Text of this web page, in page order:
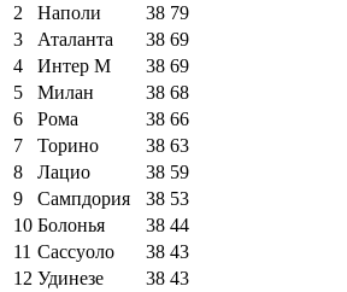
2
Наполи 38 79
3
Аталанта 38 69
4
Интер М 38 69
5
Милан 38 68
6
Рома 38 66
7
Торино 38 63
8
Лацио 38 59
9
Сампдория 38 53
10 Болонья 38 44
11 Сассуоло 38 43
12 Удинезе 38 43